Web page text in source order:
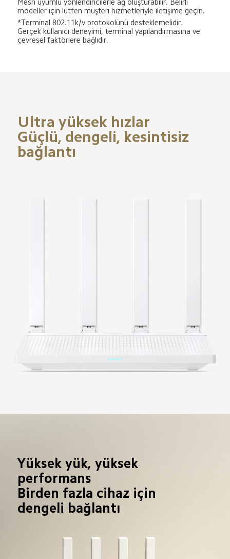
Mesh uyumlu yönlendiricilerle ağ oluşturabilir. Belirli
modeller için lütfen müşteri hizmetleriyle iletişime geçin.
*Terminal 802.11k/v protokolünü desteklemelidir.
Gerçek kullanıcı deneyimi, terminal yapılandırmasına ve
çevresel faktörlere bağlıdır.
Ultra yüksek hızlar
Güçlü, dengeli, kesintisiz
bağlantı
Yüksek yük, yüksek
performans
Birden fazla cihaz için
dengeli bağlantı